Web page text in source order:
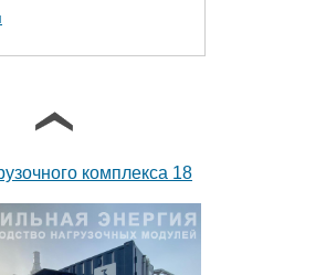
комплекса 18